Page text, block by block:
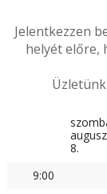
Jelentkezzen
helyét előre,
8.
9:00